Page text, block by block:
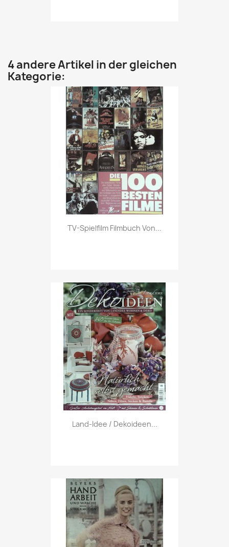
4 andere Artikel in der gleichen
Kategorie:
Vorschau
TV-Spielfilm Filmbuch Von...
Vorschau
Land-Idee / Dekoideen...